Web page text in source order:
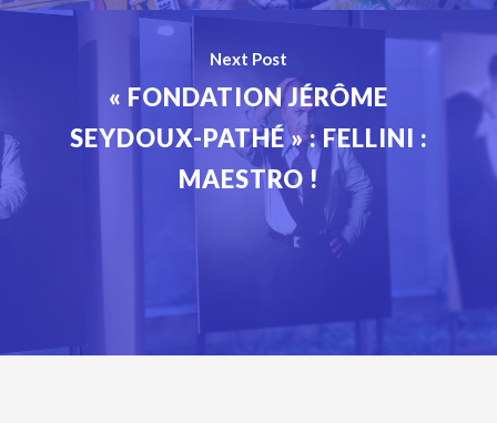
Next Post
« FONDATION JÉRÔME
SEYDOUX-PATHÉ » : FELLINI :
MAESTRO !